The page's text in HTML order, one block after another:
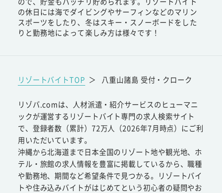
の休日には海でダイビングやサーフィンなどのマリン
スポーツをしたり、冬はスキー・スノーボードをした
りと勤務地によって楽しみ方は様々です！
リゾートバイトTOP ＞ 八重山諸島 受付・クローク
リゾバ.comは、人材派遣・紹介サービスのヒューマニ
ックが運営するリゾートバイト専門の求人検索サイト
で、登録者数（累計）72万人（2026年7月時点）にご利
用いただいています。
沖縄から北海道まで日本全国のリゾート地や観光地、ホ
テル・旅館の求人情報を豊富に掲載しているから、職種
や勤務地、期間など希望条件で見つかる。リゾートバイ
トや住み込みバイトがはじめてという初心者の疑問やお